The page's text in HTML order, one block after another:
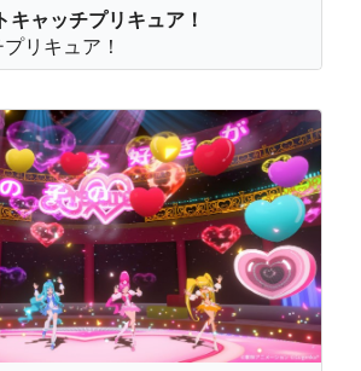
ャッチプリキュア！
リキュア！